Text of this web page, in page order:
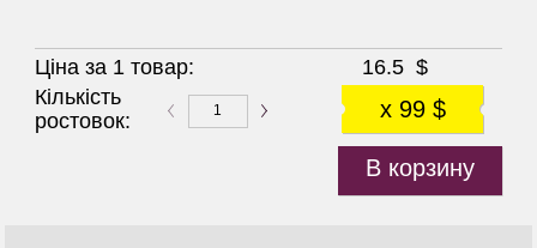
Кількість
ростовок:
x 99 $
В корзину
Ціна за 1 товар: 16.5$